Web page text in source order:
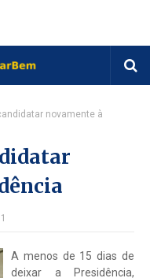
novamente à
A menos de 15 dias de
deixar a Presidência,